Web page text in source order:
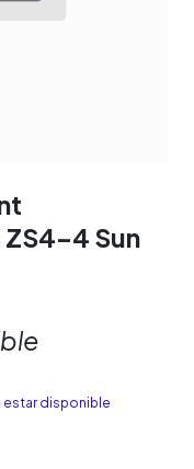
4 Sun
estar disponible